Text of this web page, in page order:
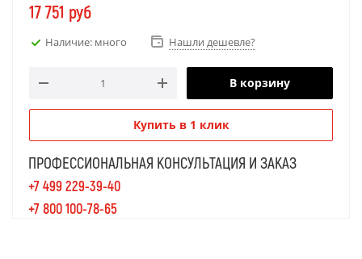
17 751 руб
Наличие: много Нашли дешевле?
В корзину
Купить в 1 клик
ПРОФЕССИОНАЛЬНАЯ КОНСУЛЬТАЦИЯ И ЗАКАЗ
+7 499 229-39-40
+7 800 100-78-65